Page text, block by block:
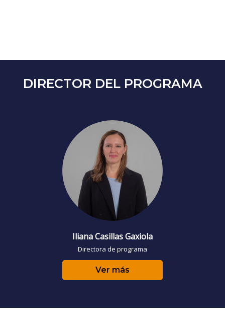
DIRECTOR DEL PROGRAMA
Iliana Casillas Gaxiola
Directora de programa
Ver más